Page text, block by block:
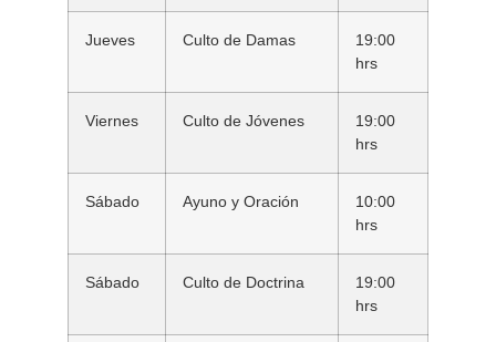
Jueves Culto de Damas
19:00
hrs
Viernes Culto de Jóvenes
19:00
hrs
Sábado Ayuno y Oración
10:00
hrs
Sábado Culto de Doctrina
19:00
hrs